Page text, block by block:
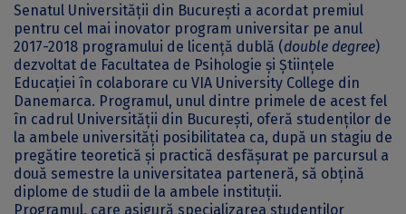
Senatul Universității din București a acordat premiul
pentru cel mai inovator program universitar pe anul
2017-2018 programului de licență dublă (double degree)
dezvoltat de Facultatea de Psihologie și Științele
Educației în colaborare cu VIA University College din
Danemarca. Programul, unul dintre primele de acest fel
în cadrul Universității din București, oferă studenților de
la ambele universități posibilitatea ca, după un stagiu de
pregătire teoretică și practică desfășurat pe parcursul a
două semestre la universitatea parteneră, să obțină
diplome de studii de la ambele instituții.
Programul, care asigură specializarea studenților